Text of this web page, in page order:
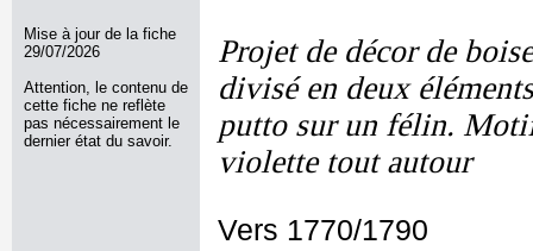
Mise à jour de la fiche
29/07/2026
Attention, le contenu de
cette fiche ne reflète
pas nécessairement le
dernier état du savoir.
Projet de décor de
divisé en deux
putto sur un félin.
violette tout autour
Vers 1770/1790